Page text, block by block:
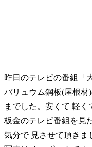
昨日のテレビの番組「
バリュウム鋼板(屋根材
までした。安くて 軽
板金のテレビ番組を見
気分で 見させて頂きま